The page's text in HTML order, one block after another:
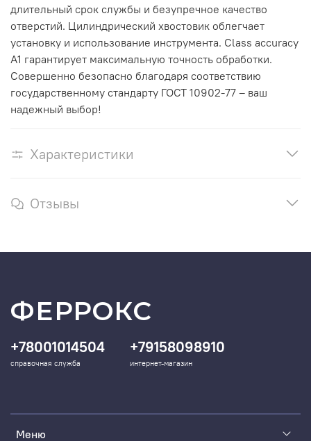
длительный срок службы и безупречное качество
отверстий. Цилиндрический хвостовик облегчает
установку и использование инструмента. Class accuracy
A1 гарантирует максимальную точность обработки.
Совершенно безопасно благодаря соответствию
государственному стандарту ГОСТ 10902-77 – ваш
надежный выбор!
Характеристики
Отзывы
Меню
+78001014504
справочная служба
+79158098910
интернет-магазин
ФЕРРОКС